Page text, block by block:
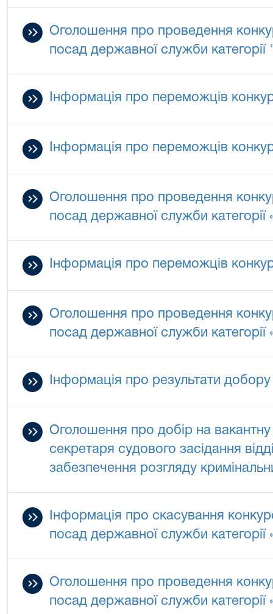
Оголошення про проведення
посад державної служби категорії
Інформація про переможців
Інформація про переможців
Оголошення про проведення
посад державної служби категорії
Інформація про переможців
Оголошення про проведення
посад державної служби категорії
Інформація про результати добору
Оголошення про добір на вакантну
секретаря судового засідання
забезпечення розгляду
Інформація про скасування
посад державної служби категорії
Оголошення про проведення
посад державної служби категорії